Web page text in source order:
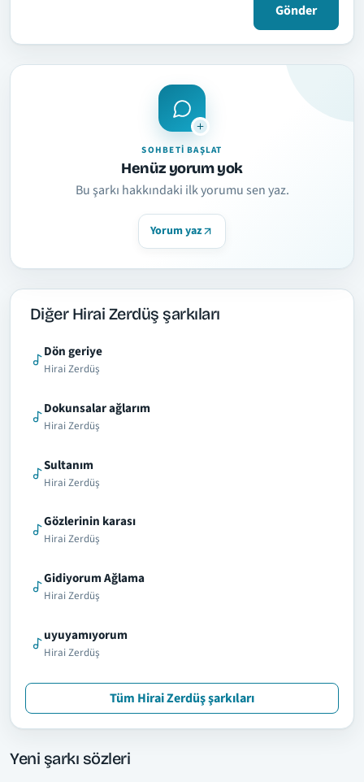
Gönder
SOHBETI BAŞLAT
Henüz yorum yok
Bu şarkı hakkındaki ilk yorumu sen yaz.
Yorum yaz
Diğer Hirai Zerdüş şarkıları
Dön geriye
Hirai Zerdüş
Dokunsalar ağlarım
Hirai Zerdüş
Sultanım
Hirai Zerdüş
Gözlerinin karası
Hirai Zerdüş
Gidiyorum Ağlama
Hirai Zerdüş
uyuyamıyorum
Hirai Zerdüş
Tüm Hirai Zerdüş şarkıları
Yeni şarkı sözleri